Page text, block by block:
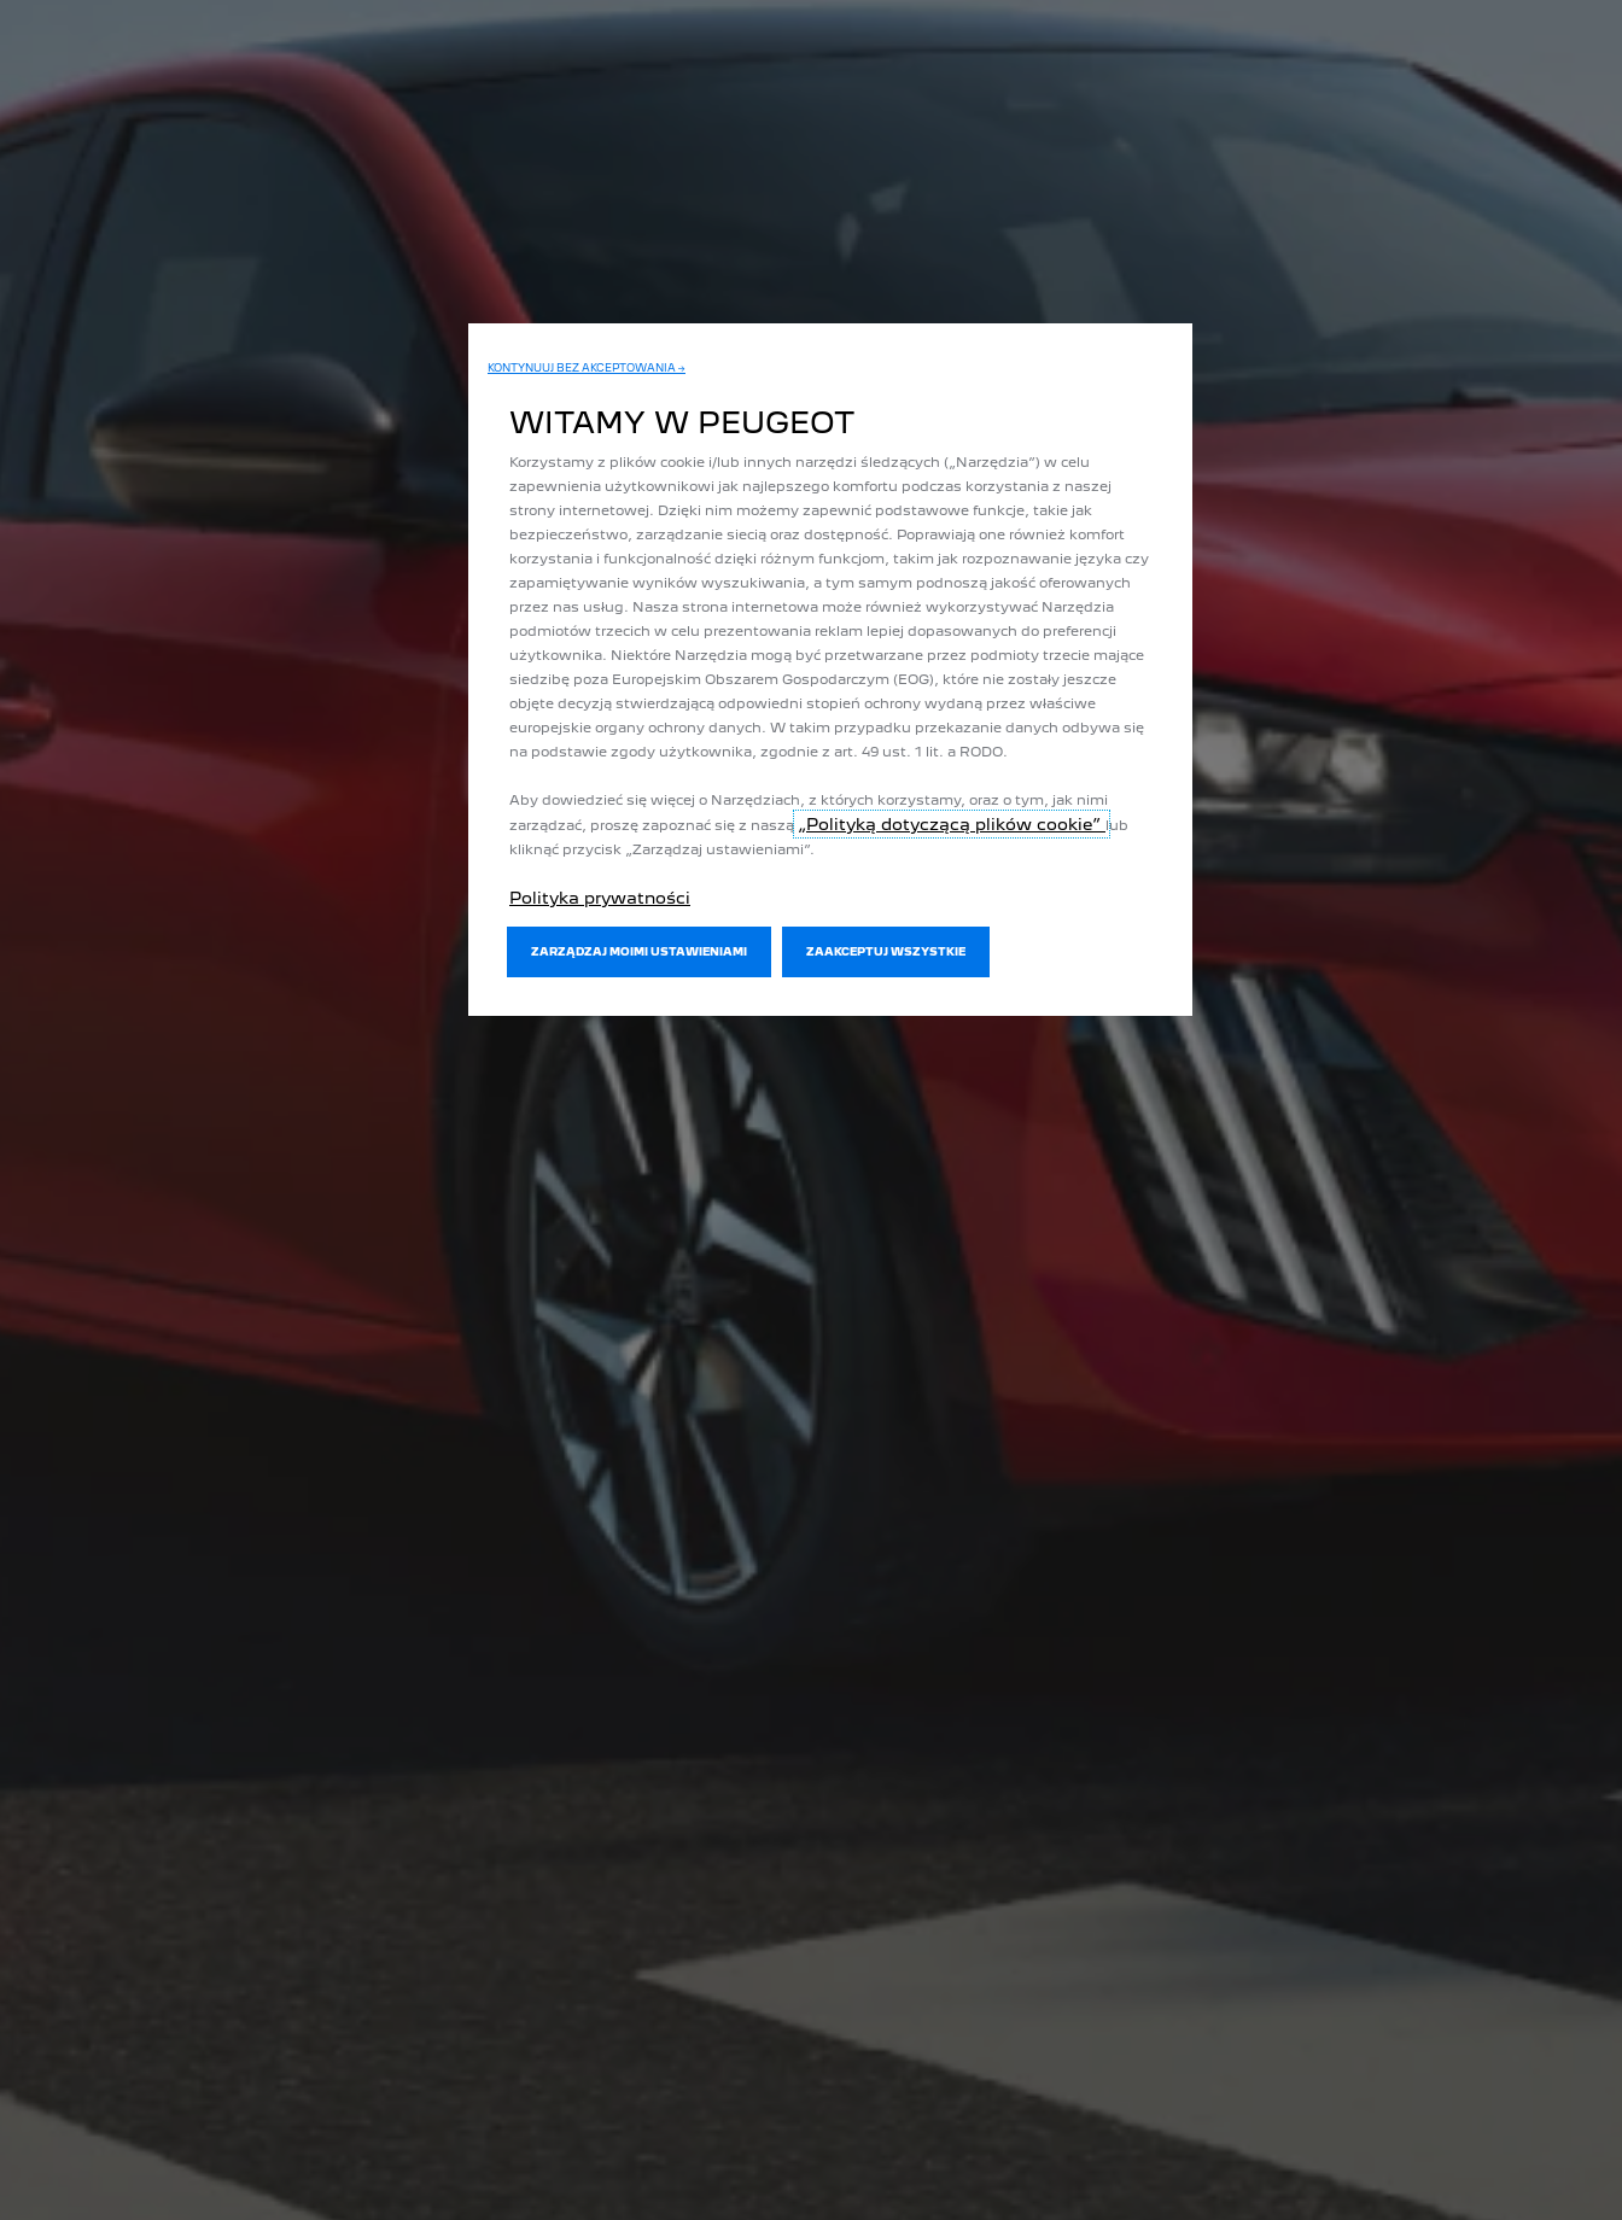
KONTYNUUJ BEZ AKCEPTOWANIA →
WITAMY W PEUGEOT
Korzystamy z plików cookie i/lub innych narzędzi śledzących („Narzędzia”) w celu
zapewnienia użytkownikowi jak najlepszego komfortu podczas korzystania z naszej
strony internetowej. Dzięki nim możemy zapewnić podstawowe funkcje, takie jak
bezpieczeństwo, zarządzanie siecią oraz dostępność. Poprawiają one również komfort
korzystania i funkcjonalność dzięki różnym funkcjom, takim jak rozpoznawanie języka czy
zapamiętywanie wyników wyszukiwania, a tym samym podnoszą jakość oferowanych
przez nas usług. Nasza strona internetowa może również wykorzystywać Narzędzia
podmiotów trzecich w celu prezentowania reklam lepiej dopasowanych do preferencji
użytkownika. Niektóre Narzędzia mogą być przetwarzane przez podmioty trzecie mające
siedzibę poza Europejskim Obszarem Gospodarczym (EOG), które nie zostały jeszcze
objęte decyzją stwierdzającą odpowiedni stopień ochrony wydaną przez właściwe
europejskie organy ochrony danych. W takim przypadku przekazanie danych odbywa się
na podstawie zgody użytkownika, zgodnie z art. 49 ust. 1 lit. a RODO.
Aby dowiedzieć się więcej o Narzędziach, z których korzystamy, oraz o tym, jak nimi
zarządzać, proszę zapoznać się z naszą „Polityką dotyczącą plików cookie” lub
kliknąć przycisk „Zarządzaj ustawieniami”.
Polityka prywatności
ZARZĄDZAJ MOIMI USTAWIENIAMI ZAAKCEPTUJ WSZYSTKIE